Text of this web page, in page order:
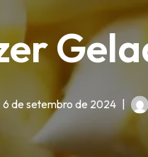
6 de setembro de 2024